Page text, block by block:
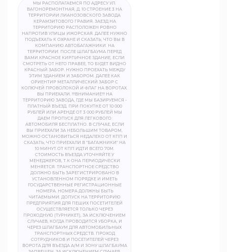
МЫ РАСПОЛАГАЕМСЯ ПО АДРЕСУ УЛ.
ВАГОНОРЕМОНТНАЯ, Д. 10 СТРОЕНИЕ 3 НА
ТЕРРИТОРИИ ЛИАНОЗОВСКОГО ЗАВОДА
КЕРАМЗИТОВОГО ГРАВИЯ. ЗАЕЗД НА
ТЕРРИТОРИЮ РАСПОЛОЖЕН РОВНО
НАПРОТИВ УЛИЦЫ ИЖОРСКАЯ. ДАЛЕЕ НУЖНО
ПОДЪЕХАТЬ К ОХРАНЕ И СКАЗАТЬ, ЧТО ВЫ В
КОМПАНИЮ АВТОБАГАЖНИКИ. НА
ТЕРРИТОРИИ: ПОСЛЕ ШЛАГБАУМА ПЕРЕД
ВАМИ КРАСНОЕ КИРПИЧНОЕ ЗДАНИЕ, ЕСЛИ
СМОТРЕТЬ ОТ НЕГО ПРАВЕЕ, ТО БУДЕТ ВИДНО
КРАСНЫЙ ЗАБОР. НУЖНО ПРОЕХАТЬ МЕЖДУ
ЭТИМ ЗДАНИЕМ И ЗАБОРОМ. ДАЛЕЕ КАК
ОРИЕНТИР МЕТАЛЛИЧЕСКИЙ ЗАБОР С
КОЛЮЧЕЙ ПРОВОЛОКОЙ И ФЛАГ НА ВОРОТАХ.
ВЫ ПРИЕХАЛИ. !!!ВНИМАНИЕ!!! НА
ТЕРРИТОРИЮ ЗАВОДА, ГДЕ МЫ БАЗИРУЕМСЯ -
ПЛАТНЫЙ ВЪЕЗД. ПРИ ПОКУПКЕ ОТ 10 000
РУБЛЕЙ ИЛИ АРЕНДЕ ОТ 3 000 РУБЛЕЙ МЫ
ДАЕМ ПРОПУСК ДЛЯ ЛЕГКОВОГО
АВТОМОБИЛЯ БЕСПЛАТНО. В СЛУЧАЕ, ЕСЛИ
ВЫ ПРИЕХАЛИ ЗА НЕБОЛЬШИМ ТОВАРОМ,
МОЖНО ОСТАНОВИТЬСЯ НЕДАЛЕКО ОТ КПП И
СКАЗАТЬ, ЧТО ПРИЕХАЛИ В "БАГАЖНИКИ" НА
10 МИНУТ.ОТ КПП ИДТИ ВСЕГО 70М.
СТОИМОСТЬ ВЪЕЗДА УТОЧНЯЙТЕ У
МЕНЕДЖЕРОВ, Т.К ОНА ПЕРИОДИЧЕСКИ
МЕНЯЕТСЯ. ТРАНСПОРТНОЕ СРЕДСТВО
ДОЛЖНО БЫТЬ ЗАРЕГИСТРИРОВАНО В
УСТАНОВЛЕННОМ ПОРЯДКЕ И ИМЕТЬ
ГОСУДАРСТВЕННЫЕ РЕГИСТРАЦИОННЫЕ
НОМЕРА. НОМЕРА ДОЛЖНЫ БЫТЬ
ЧИТАЕМЫМИ. ДОПУСК НА ТЕРРИТОРИЮ
ПРЕДПРИЯТИЯ ДЛЯ ПЕШИХ ПОСЕТИТЕЛЕЙ
ОСУЩЕСТВЛЯЕТСЯ ТОЛЬКО ЧЕРЕЗ
ПРОХОДНУЮ (ТУРНИКЕТ), ЗА ИСКЛЮЧЕНИЕМ
СЛУЧАЕВ, КОГДА ПРОВОДИТСЯ УБОРКА, И
ЧЕРЕЗ ШЛАГБАУМ ДЛЯ АВТОМОБИЛЬНЫХ
ТРАНСПОРТНЫХ СРЕДСТВ. ПРОХОД
СОТРУДНИКОВ И ПОСЕТИТЕЛЕЙ ЧЕРЕЗ
ВОРОТА ДЛЯ ВЪЕЗДА А/М И ЗОНУ ШЛАГБАУМА